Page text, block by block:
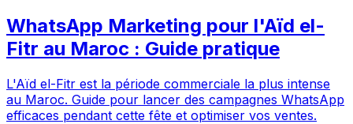
WhatsApp Marketing pour l'Aïd el-
Fitr au Maroc : Guide pratique
L'Aïd el-Fitr est la période commerciale la plus intense
au Maroc. Guide pour lancer des campagnes WhatsApp
efficaces pendant cette fête et optimiser vos ventes.